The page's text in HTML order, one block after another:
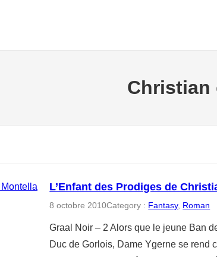
Christian
L’Enfant des Prodiges de
8 octobre 2010Category : Fantasy, Roman
Graal Noir – 2 Alors que le jeune Ban
Duc de Gorlois, Dame Ygerne se rend